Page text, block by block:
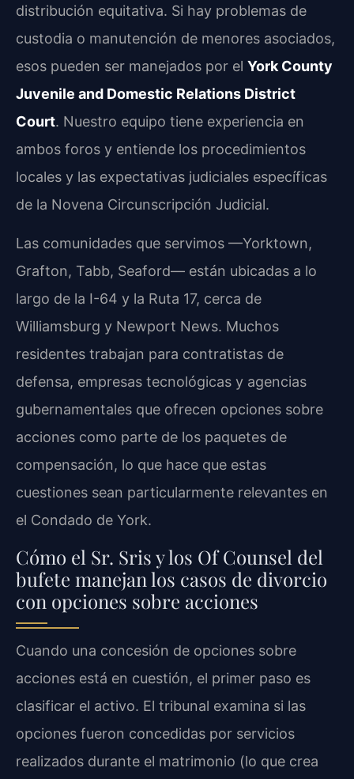
distribución equitativa. Si hay problemas de
custodia o manutención de menores asociados,
esos pueden ser manejados por el York County
Juvenile and Domestic Relations District
Court. Nuestro equipo tiene experiencia en
ambos foros y entiende los procedimientos
locales y las expectativas judiciales específicas
de la Novena Circunscripción Judicial.
Las comunidades que servimos —Yorktown,
Grafton, Tabb, Seaford— están ubicadas a lo
largo de la I-64 y la Ruta 17, cerca de
Williamsburg y Newport News. Muchos
residentes trabajan para contratistas de
defensa, empresas tecnológicas y agencias
gubernamentales que ofrecen opciones sobre
acciones como parte de los paquetes de
compensación, lo que hace que estas
cuestiones sean particularmente relevantes en
el Condado de York.
Cómo el Sr. Sris y los Of Counsel del
bufete manejan los casos de divorcio
con opciones sobre acciones
Cuando una concesión de opciones sobre
acciones está en cuestión, el primer paso es
clasificar el activo. El tribunal examina si las
opciones fueron concedidas por servicios
realizados durante el matrimonio (lo que crea